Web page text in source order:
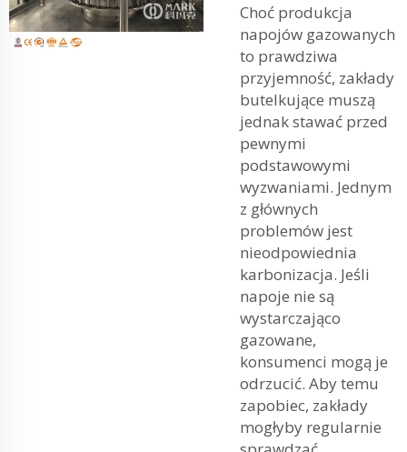
Choć produkcja
napojów gazowanych
to prawdziwa
przyjemność, zakłady
butelkujące muszą
jednak stawać przed
pewnymi
podstawowymi
wyzwaniami. Jednym
z głównych
problemów jest
nieodpowiednia
karbonizacja. Jeśli
napoje nie są
wystarczająco
gazowane,
konsumenci mogą je
odrzucić. Aby temu
zapobiec, zakłady
mogłyby regularnie